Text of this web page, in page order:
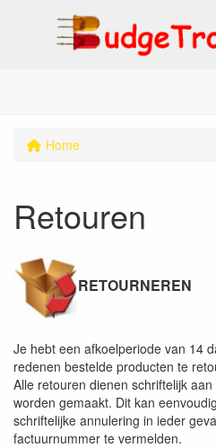
Home
Retouren
RETOURNEREN
Je hebt een afkoelperiode van 14
redenen bestelde producten te
Alle retouren dienen schriftelijk
worden gemaakt. Dit kan
schriftelijke annulering in ieder
factuurnummer te vermelden.